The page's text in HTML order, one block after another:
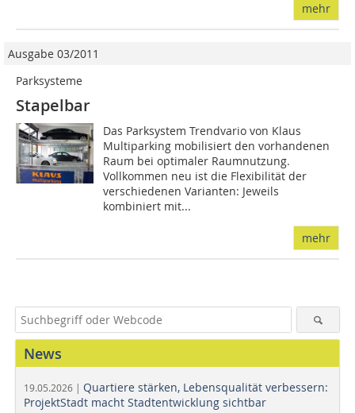
mehr
Ausgabe 03/2011
Parksysteme
Stapelbar
Das Parksystem Trendvario von Klaus
Multiparking mobilisiert den vorhandenen
Raum bei optimaler Raumnutzung.
Vollkommen neu ist die Flexibilität der
verschiedenen Varianten: Jeweils
kombiniert mit...
mehr
News
19.05.2026 | Quartiere stärken, Lebensqualität verbessern:
ProjektStadt macht Stadtentwicklung sichtbar